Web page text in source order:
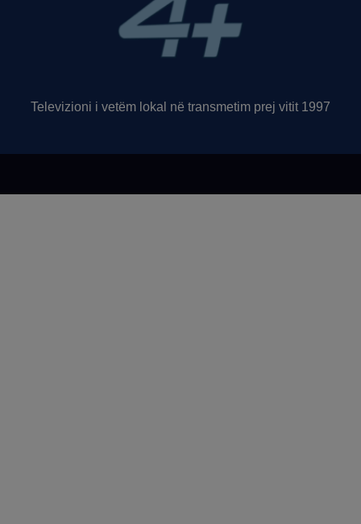
Televizioni i vetëm lokal në transmetim prej vitit 1997